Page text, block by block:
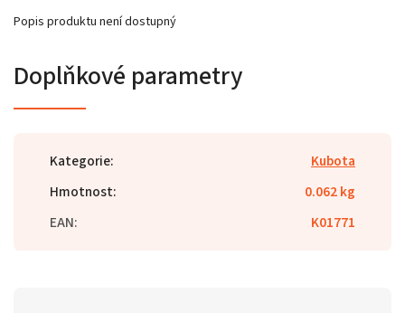
Popis produktu není dostupný
Doplňkové parametry
Kategorie:
Kubota
Hmotnost:
0.062 kg
EAN: K01771